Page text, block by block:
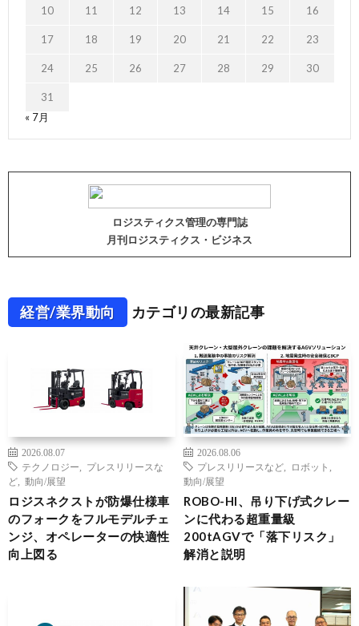
10 11 12 13 14 15 16
17 18 19 20 21 22 23
24 25 26 27 28 29 30
31
« 7月
ロジスティクス管理の専門誌
月刊ロジスティクス・ビジネス
経営/業界動向 カテゴリの最新記事
2026.08.07
テクノロジー
プレスリリースな
ど
動向/展望
ロジスネクストが防爆仕様車
のフォークをフルモデルチェ
ンジ、オペレーターの快適性
向上図る
2026.08.06
プレスリリースなど
ロボット
動向/展望
ROBO-HI、吊り下げ式クレー
ンに代わる超重量級
200tAGVで「落下リスク」
解消と説明